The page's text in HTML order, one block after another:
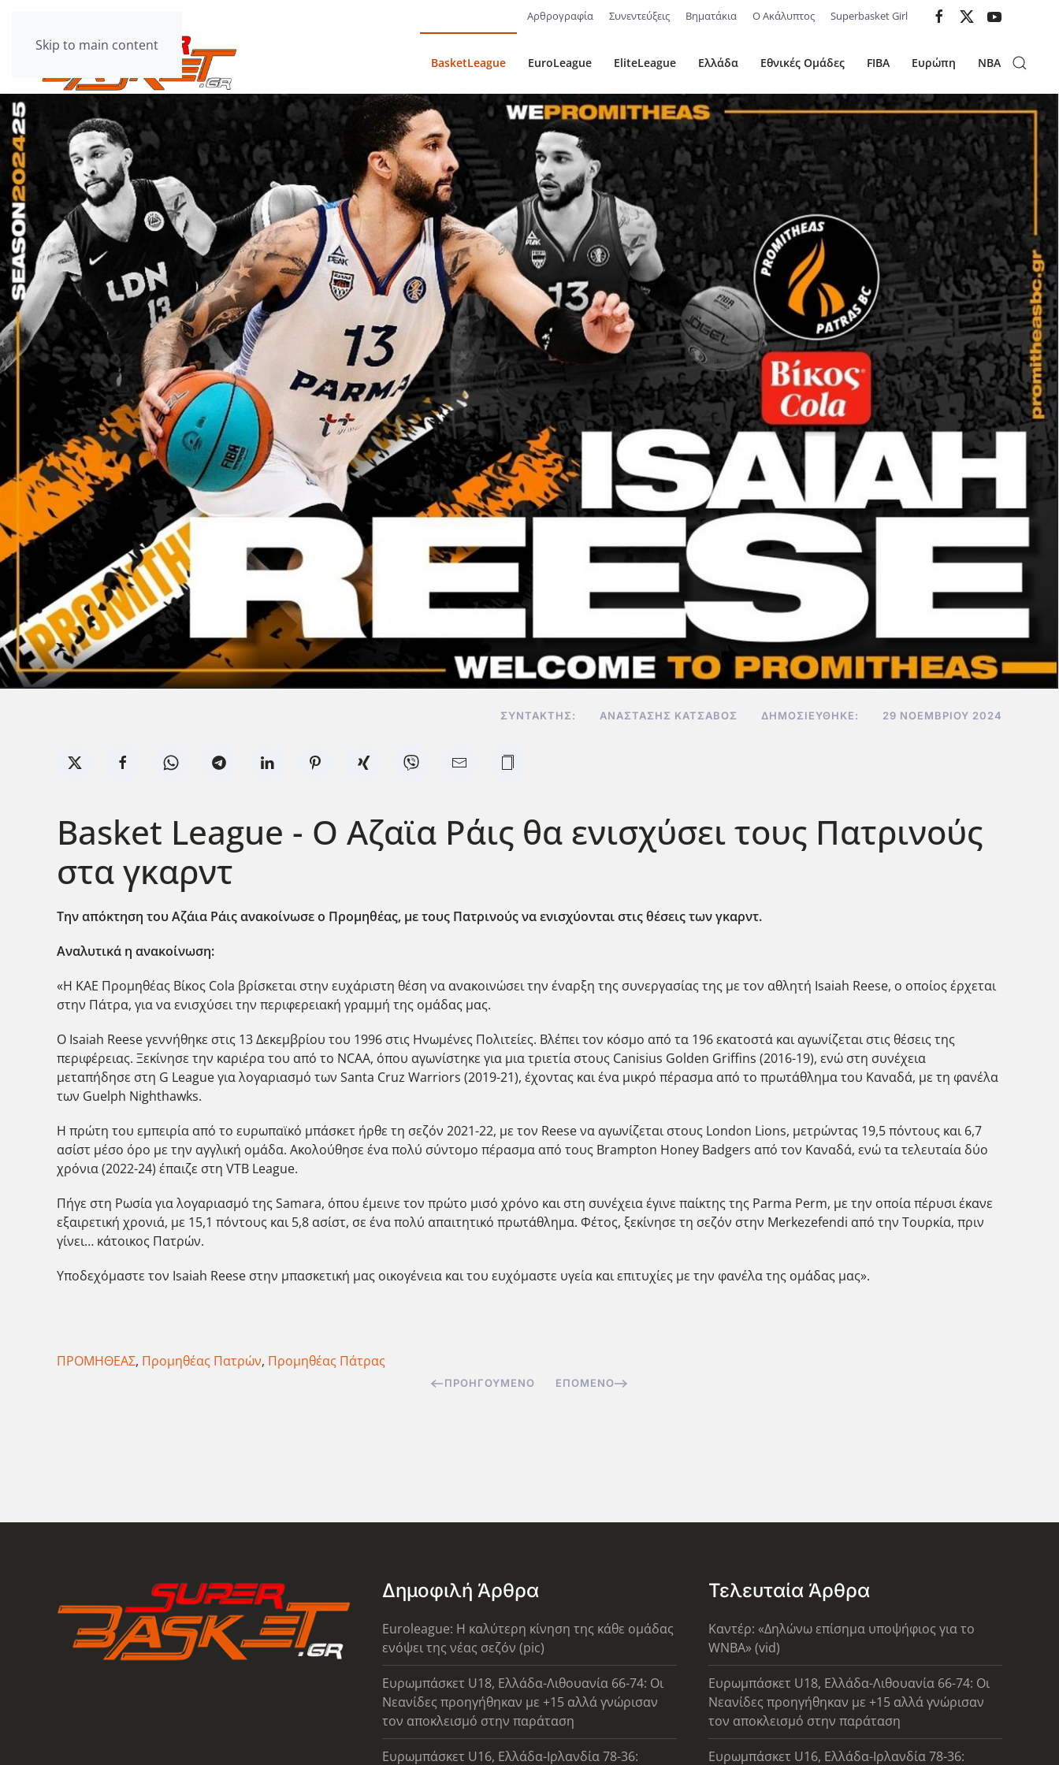
Skip to main content
Αρθρογραφία Συνεντεύξεις Βηματάκια Ο Ακάλυπτος Superbasket Girl
BasketLeague EuroLeague EliteLeague Ελλάδα Εθνικές Ομάδες FIBA Ευρώπη NBA
ΣΥΝΤΆΚΤΗΣ: ΑΝΑΣΤΆΣΗΣ ΚΑΤΣΑΒΌΣ ΔΗΜΟΣΙΕΎΘΗΚΕ: 29 ΝΟΕΜΒΡΊΟΥ 2024
Basket League - Ο Αζαϊα Ράις θα ενισχύσει τους Πατρινούς
στα γκαρντ
Την απόκτηση του Αζάια Ράις ανακοίνωσε ο Προμηθέας, με τους Πατρινούς να ενισχύονται στις θέσεις των γκαρντ.
Αναλυτικά η ανακοίνωση:
«H KAE Προμηθέας Bίκος Cola βρίσκεται στην ευχάριστη θέση να ανακοινώσει την έναρξη της συνεργασίας της με τον αθλητή Isaiah Reese, ο οποίος έρχεται
στην Πάτρα, για να ενισχύσει την περιφερειακή γραμμή της ομάδας μας.
Ο Isaiah Reese γεννήθηκε στις 13 Δεκεμβρίου του 1996 στις Ηνωμένες Πολιτείες. Βλέπει τον κόσμο από τα 196 εκατοστά και αγωνίζεται στις θέσεις της
περιφέρειας. Ξεκίνησε την καριέρα του από το NCAA, όπου αγωνίστηκε για μια τριετία στους Canisius Golden Griffins (2016-19), ενώ στη συνέχεια
μεταπήδησε στη G League για λογαριασμό των Santa Cruz Warriors (2019-21), έχοντας και ένα μικρό πέρασμα από το πρωτάθλημα του Καναδά, με τη φανέλα
των Guelph Nighthawks.
Η πρώτη του εμπειρία από το ευρωπαϊκό μπάσκετ ήρθε τη σεζόν 2021-22, με τον Reese να αγωνίζεται στους London Lions, μετρώντας 19,5 πόντους και 6,7
ασίστ μέσο όρο με την αγγλική ομάδα. Ακολούθησε ένα πολύ σύντομο πέρασμα από τους Βrampton Honey Badgers από τον Καναδά, ενώ τα τελευταία δύο
χρόνια (2022-24) έπαιζε στη VTB League.
Πήγε στη Ρωσία για λογαριασμό της Samara, όπου έμεινε τον πρώτο μισό χρόνο και στη συνέχεια έγινε παίκτης της Parma Perm, με την οποία πέρυσι έκανε
εξαιρετική χρονιά, με 15,1 πόντους και 5,8 ασίστ, σε ένα πολύ απαιτητικό πρωτάθλημα. Φέτος, ξεκίνησε τη σεζόν στην Merkezefendi από την Τουρκία, πριν
γίνει… κάτοικος Πατρών.
Υποδεχόμαστε τον Isaiah Reese στην μπασκετική μας οικογένεια και του ευχόμαστε υγεία και επιτυχίες με την φανέλα της ομάδας μας».
ΠΡΟΜΗΘΕΑΣ, Προμηθέας Πατρών, Προμηθέας Πάτρας
ΠΡΟΗΓΟΎΜΕΝΟ ΕΠΌΜΕΝΟ
Δημοφιλή Άρθρα
Euroleague: Η καλύτερη κίνηση της κάθε ομάδας
ενόψει της νέας σεζόν (pic)
Ευρωμπάσκετ U18, Ελλάδα-Λιθουανία 66-74: Οι
Νεανίδες προηγήθηκαν με +15 αλλά γνώρισαν
τον αποκλεισμό στην παράταση
Ευρωμπάσκετ U16, Ελλάδα-Ιρλανδία 78-36:
Τελευταία Άρθρα
Καντέρ: «Δηλώνω επίσημα υποψήφιος για το
WNBA» (vid)
Ευρωμπάσκετ U18, Ελλάδα-Λιθουανία 66-74: Οι
Νεανίδες προηγήθηκαν με +15 αλλά γνώρισαν
τον αποκλεισμό στην παράταση
Ευρωμπάσκετ U16, Ελλάδα-Ιρλανδία 78-36: